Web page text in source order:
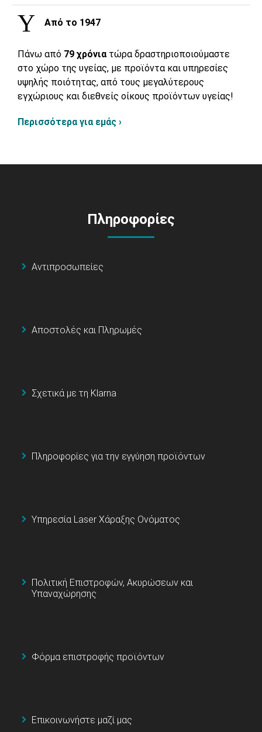
Από το 1947
Πάνω από 79 χρόνια τώρα δραστηριοποιούμαστε
στο χώρο της υγείας, με προϊόντα και υπηρεσίες
υψηλής ποιότητας, από τους μεγαλύτερους
εγχώριους και διεθνείς οίκους προϊόντων υγείας!
Περισσότερα για εμάς ›
Πληροφορίες
Αντιπροσωπείες
Αποστολές και Πληρωμές
Σχετικά με τη Klarna
Πληροφορίες για την εγγύηση προϊόντων
Υπηρεσία Laser Χάραξης Ονόματος
Πολιτική Επιστροφών, Ακυρώσεων και
Υπαναχώρησης
Φόρμα επιστροφής προϊόντων
Επικοινωνήστε μαζί μας